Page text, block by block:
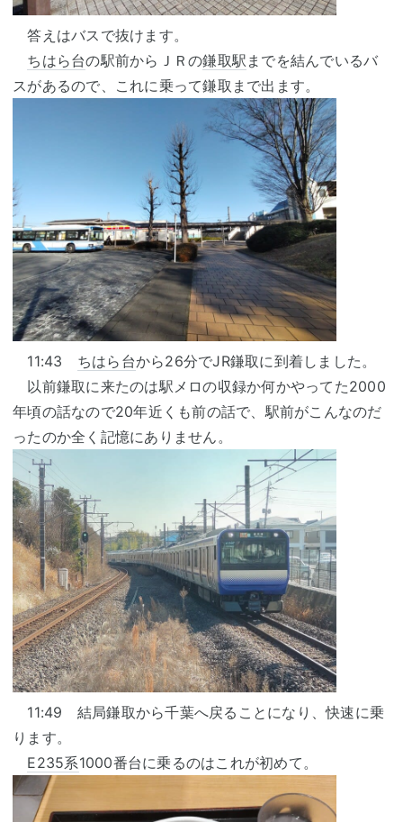
答えはバスで抜けます。
ちはら台の駅前からＪＲの鎌取駅 までを結んでいるバ
スがあるので、これに乗って鎌取まで出ます。
11:43 ちはら台から26分でJR鎌取に到着しました。
以前鎌取に来たのは駅メロの収録か何かやってた2000
年頃の話なので20年近くも前の話で、駅前がこんなのだ
ったのか全く記憶にありません。
11:49 結局鎌取から千葉へ戻ることになり、快速に乗
ります。
E235系1000番台に乗るのはこれが初めて。